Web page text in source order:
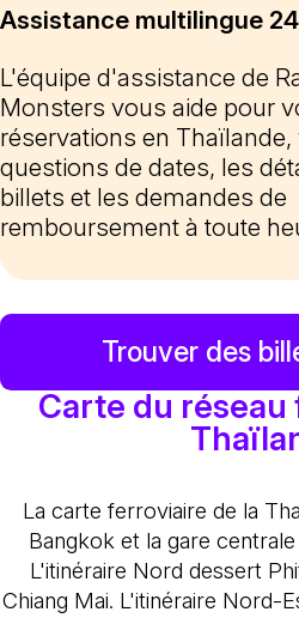
Assistance multilingue
L'équipe d'assistance de
Monsters vous aide pour
réservations en Thaïlande,
questions de dates, les
billets et les demandes de
remboursement à toute
Trouver des
Carte du réseau
La carte ferroviaire de la
Bangkok et la gare
L'itinéraire Nord dessert
Chiang Mai. L'itinéraire Nord-